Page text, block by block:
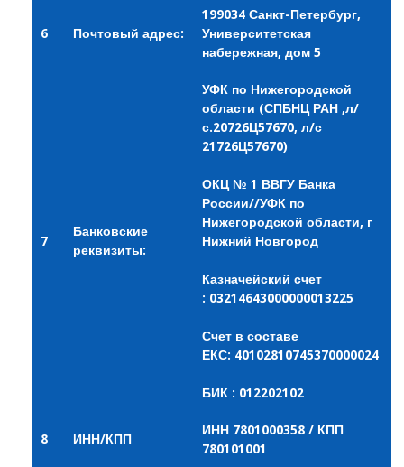
6 Почтовый адрес:
199034 Санкт-Петербург,
Университетская
набережная, дом 5
7
Банковские
реквизиты:
УФК по Нижегородской
области (СПБНЦ РАН ,л/
с.20726Ц57670, л/с
21726Ц57670)
ОКЦ № 1 ВВГУ Банка
России//УФК по
Нижегородской области, г
Нижний Новгород
Казначейский счет
: 03214643000000013225
Счет в составе
ЕКС: 40102810745370000024
БИК : 012202102
8 ИНН/КПП
ИНН 7801000358 / КПП
780101001